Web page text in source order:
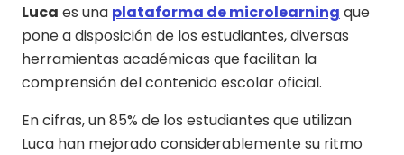
Luca es una plataforma de microlearning que
pone a disposición de los estudiantes, diversas
herramientas académicas que facilitan la
comprensión del contenido escolar oficial.
En cifras, un 85% de los estudiantes que utilizan
Luca han mejorado considerablemente su ritmo